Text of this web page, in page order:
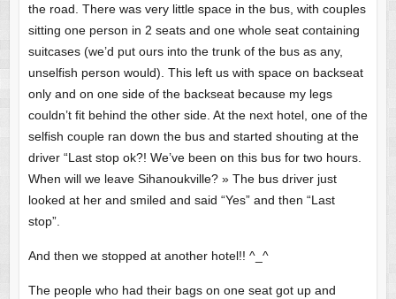
the road. There was very little space in the bus, with couples
sitting one person in 2 seats and one whole seat containing
suitcases (we’d put ours into the trunk of the bus as any,
unselfish person would). This left us with space on backseat
only and on one side of the backseat because my legs
couldn’t fit behind the other side. At the next hotel, one of the
selfish couple ran down the bus and started shouting at the
driver “Last stop ok?! We’ve been on this bus for two hours.
When will we leave Sihanoukville? » The bus driver just
looked at her and smiled and said “Yes” and then “Last
stop”.
And then we stopped at another hotel!! ^_^
The people who had their bags on one seat got up and